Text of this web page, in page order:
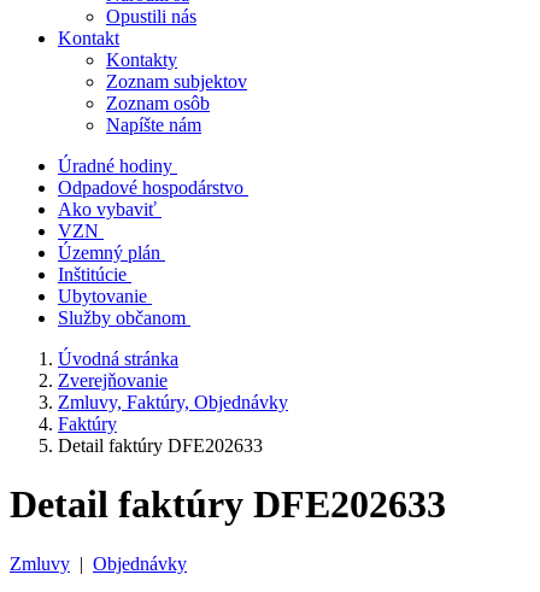
Opustili nás
Kontakt
Kontakty
Zoznam subjektov
Zoznam osôb
Napíšte nám
Úradné hodiny
Odpadové hospodárstvo
Ako vybaviť
VZN
Územný plán
Inštitúcie
Ubytovanie
Služby občanom
Úvodná stránka
Zverejňovanie
Zmluvy, Faktúry, Objednávky
Faktúry
Detail faktúry DFE202633
Detail faktúry DFE202633
Zmluvy | Objednávky